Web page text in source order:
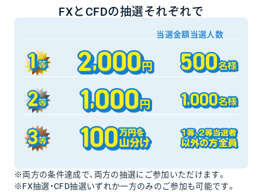
FXとCFDの抽選それぞれで
当選金額当選人数
※両方の条件達成で、両方の抽選にご参加いただけます。
※FX抽選・CFD抽選いずれか一方のみのご参加も可能です。